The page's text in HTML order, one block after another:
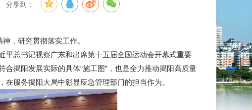
分享到：
，研究贯彻落实工作。
总书记视察广东和出席第十五届全国运动会开幕式重要
揭阳发展实际的具体“施工图”，也是全力推动揭阳高质量
服务揭阳大局中彰显应急管理部门的担当作为。